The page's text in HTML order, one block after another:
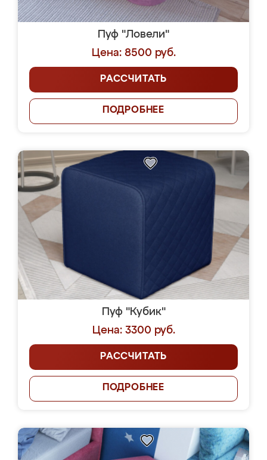
Пуф "Ловели"
Цена: 8500 руб.
РАССЧИТАТЬ
ПОДРОБНЕЕ
Пуф "Кубик"
Цена: 3300 руб.
РАССЧИТАТЬ
ПОДРОБНЕЕ